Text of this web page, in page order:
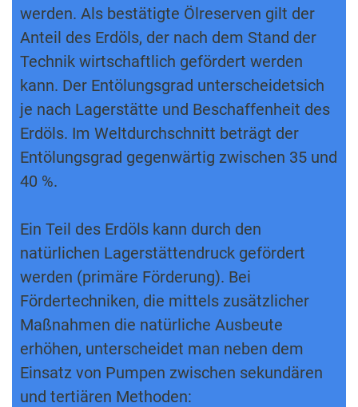
werden. Als bestätigte Ölreserven gilt der
Anteil des Erdöls, der nach dem Stand der
Technik wirtschaftlich gefördert werden
kann. Der Entölungsgrad unterscheidetsich
je nach Lagerstätte und Beschaffenheit des
Erdöls. Im Weltdurchschnitt beträgt der
Entölungsgrad gegenwärtig zwischen 35 und
40 %.
Ein Teil des Erdöls kann durch den
natürlichen Lagerstättendruck gefördert
werden (primäre Förderung). Bei
Fördertechniken, die mittels zusätzlicher
Maßnahmen die natürliche Ausbeute
erhöhen, unterscheidet man neben dem
Einsatz von Pumpen zwischen sekundären
und tertiären Methoden: